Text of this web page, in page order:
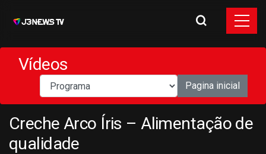
Vídeos
Pagina inicial
Creche Arco Íris – Alimentação de
qualidade